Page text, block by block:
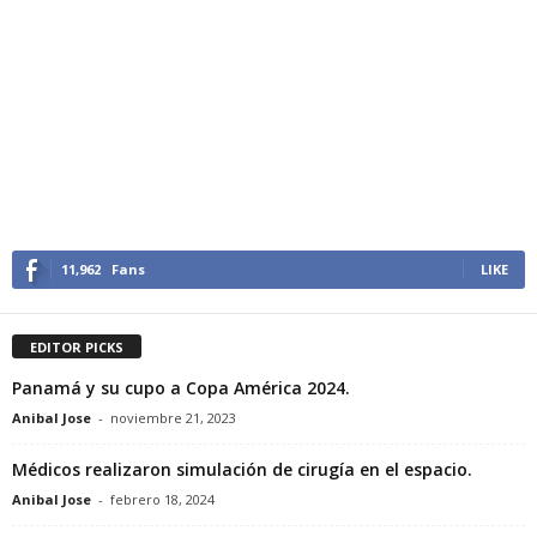
11,962 Fans LIKE
EDITOR PICKS
Panamá y su cupo a Copa América 2024.
Anibal Jose - noviembre 21, 2023
Médicos realizaron simulación de cirugía en el espacio.
Anibal Jose - febrero 18, 2024